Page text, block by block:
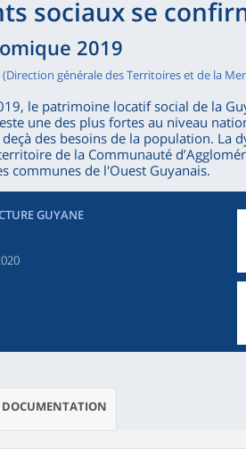
sociaux se
2019
(Direction générale des Territoires et de la
le patrimoine locatif social de la
une des plus fortes au niveau
des besoins de la population. La
de la Communauté
communes de l'Ouest Guyanais.
GUYANE
DOCUMENTATION